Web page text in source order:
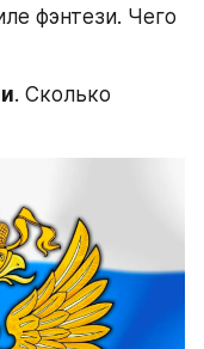
фэнтези. Чего
. Сколько